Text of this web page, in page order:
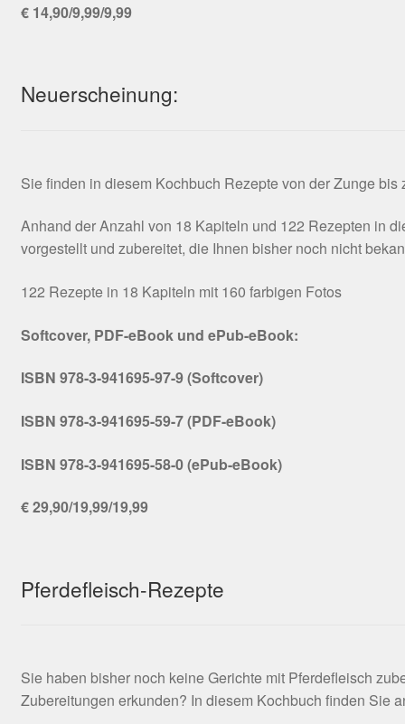
€ 14,90/9,99/9,99
Neuerscheinung:
Sie finden in diesem Kochbuch Rezepte von der Zunge
Anhand der Anzahl von 18 Kapiteln und 122 Rezepten in
vorgestellt und zubereitet, die Ihnen bisher noch nicht
122 Rezepte in 18 Kapiteln mit 160 farbigen Fotos
Softcover, PDF-eBook und ePub-eBook:
ISBN 978-3-941695-97-9 (Softcover)
ISBN 978-3-941695-59-7 (PDF-eBook)
ISBN 978-3-941695-58-0 (ePub-eBook)
€ 29,90/19,99/19,99
Pferdefleisch-Rezepte
Sie haben bisher noch keine Gerichte mit Pferdefleisch
Zubereitungen erkunden? In diesem Kochbuch finden Sie